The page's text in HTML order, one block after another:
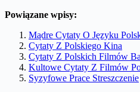
Powiązane wpisy:
Mądre Cytaty O Języku
Cytaty Z Polskiego Kina
Cytaty Z Polskich Filmów
Kultowe Cytaty Z Filmów
Syzyfowe Prace Streszczenie